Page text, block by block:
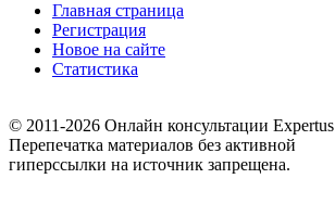
Главная страница
Регистрация
Новое на сайте
Статистика
© 2011-2026 Онлайн консультации Expertus
Перепечатка материалов без активной
гиперссылки на источник запрещена.